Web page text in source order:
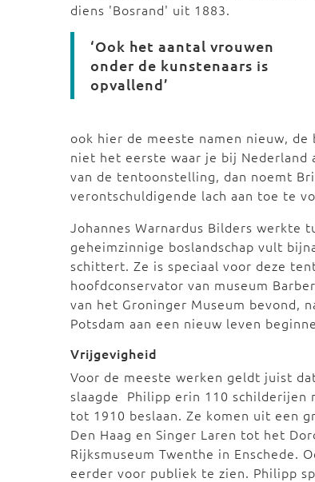
diens 'Bosrand' uit 1883.
‘Ook het aantal vrouwen
onder de kunstenaars is
opvallend’
ook hier de meeste namen nieuw,
niet het eerste waar je bij Nederland
van de tentoonstelling, dan noemt
verontschuldigende lach aan toe te
Johannes Warnardus Bilders werkte
geheimzinnige boslandschap vult
schittert. Ze is speciaal voor deze
hoofdconservator van museum
van het Groninger Museum bevond,
Potsdam aan een nieuw leven
Vrijgevigheid
Voor de meeste werken geldt juist
slaagde Philipp erin 110 schilderijen
tot 1910 beslaan. Ze komen uit een
Den Haag en Singer Laren tot het
Rijksmuseum Twenthe in Enschede.
eerder voor publiek te zien. Philipp